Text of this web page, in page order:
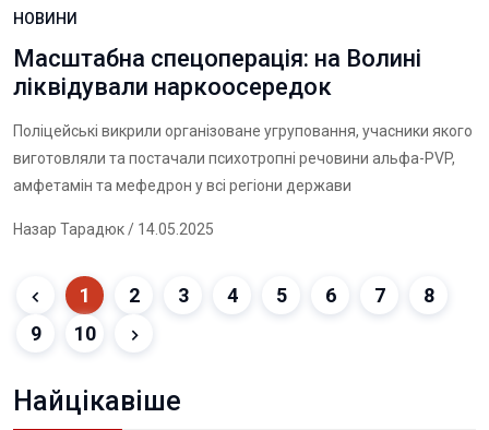
НОВИНИ
Масштабна спецоперація: на Волині
ліквідували наркоосередок
Поліцейські викрили організоване угруповання, учасники якого
виготовляли та постачали психотропні речовини альфа-PVP,
амфетамін та мефедрон у всі регіони держави
Назар Тарадюк/ 14.05.2025
1 2 3 4 5 6 7
8
9
10
Найцікавіше